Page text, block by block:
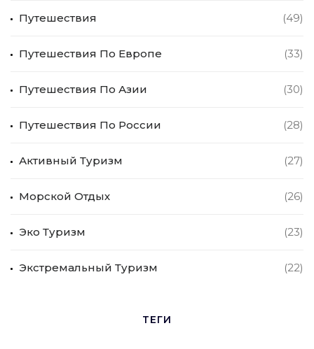
Путешествия (49)
Путешествия По Европе (33)
Путешествия По Азии (30)
Путешествия По России (28)
Активный Туризм (27)
Морской Отдых (26)
Эко Туризм (23)
Экстремальный Туризм (22)
ТЕГИ